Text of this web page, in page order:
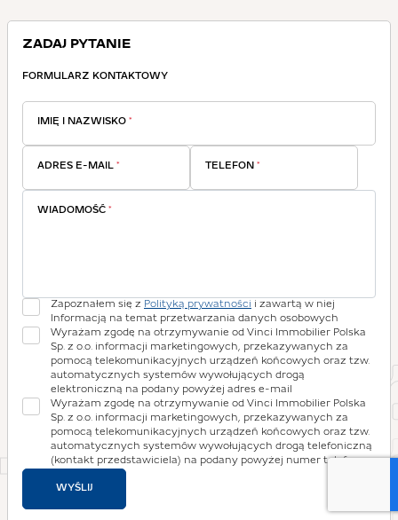
ZADAJ PYTANIE
FORMULARZ KONTAKTOWY
IMIĘ I NAZWISKO *
ADRES E-MAIL * TELEFON *
WIADOMOŚĆ *
Zapoznałem się z Polityką prywatności i zawartą w niej
Informacją na temat przetwarzania danych osobowych
Wyrażam zgodę na otrzymywanie od Vinci Immobilier Polska
Sp. z o.o. informacji marketingowych, przekazywanych za
pomocą telekomunikacyjnych urządzeń końcowych oraz tzw.
automatycznych systemów wywołujących drogą
elektroniczną na podany powyżej adres e-mail
Wyrażam zgodę na otrzymywanie od Vinci Immobilier Polska
Sp. z o.o. informacji marketingowych, przekazywanych za
pomocą telekomunikacyjnych urządzeń końcowych oraz tzw.
automatycznych systemów wywołujących drogą telefoniczną
(kontakt przedstawiciela) na podany powyżej numer telefonu
WYŚLIJ